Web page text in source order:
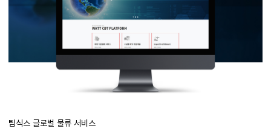
팀식스 글로벌 물류 서비스